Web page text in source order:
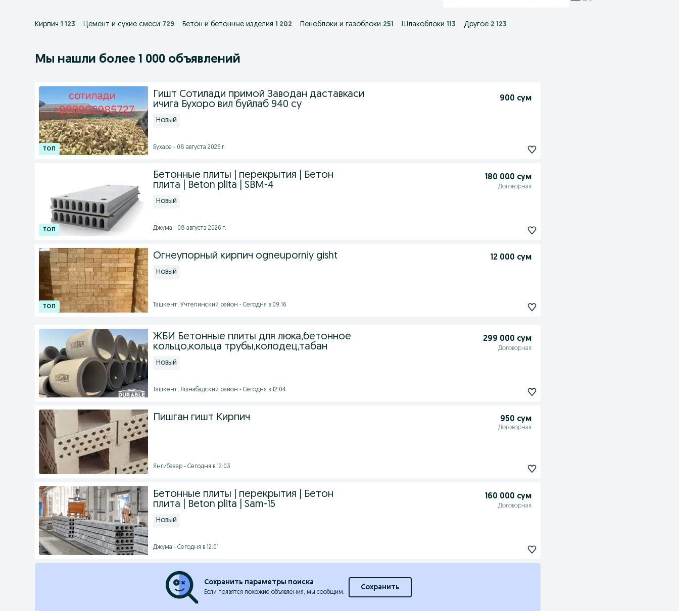
Кирпич 1 123 Цемент и сухие смеси 729 Бетон и бетонные изделия 1 202 Пеноблоки и газоблоки 251 Шлакоблоки 113 Другое 2 123
Мы нашли более 1 000 объявлений
Гишт Сотилади примой Заводан даставкаси
ичига Бухоро вил буйлаб 940 су
900 сум
Новый
Бухара - 08 августа 2026 г.
Бетонные плиты | перекрытия | Бетон
плита | Beton plita | SBM-4
180 000 сум
Договорная
Новый
Джума - 08 августа 2026 г.
Огнеупорный кирпич ogneuporniy gisht 12 000 сум
Новый
Ташкент, Учтепинский район - Сегодня в 09:16
ЖБИ Бетонные плиты для люка,бетонное
кольцо,кольца трубы,колодец,табан
299 000 сум
Договорная
Новый
Ташкент, Яшнабадский район - Сегодня в 12:04
Пишган гишт Кирпич 950 сум
Договорная
Янгибазар - Сегодня в 12:03
Бетонные плиты | перекрытия | Бетон
плита | Beton plita | Sam-15
160 000 сум
Договорная
Новый
Джума - Сегодня в 12:01
Сохранить параметры поиска
Если появятся похожие объявления, мы сообщим.
Сохранить